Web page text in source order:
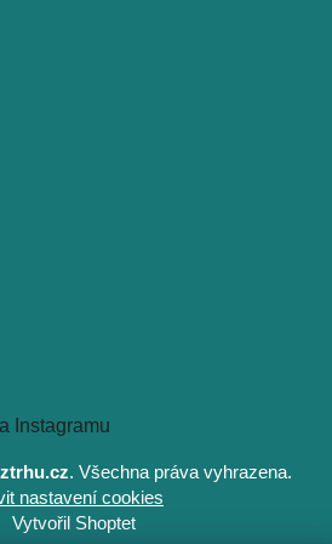
Instagramu
Vytvořil Shoptet
. Všechna práva vyhrazena.
nastavení cookies